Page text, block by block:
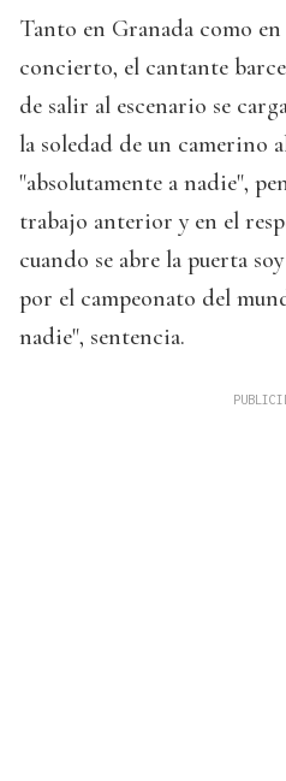
Tanto en Granada como
concierto, el cantante
de salir al escenario se
la soledad de un camerino
"absolutamente a nadie",
trabajo anterior y en el
cuando se abre la puerta
por el campeonato del
nadie", sentencia.